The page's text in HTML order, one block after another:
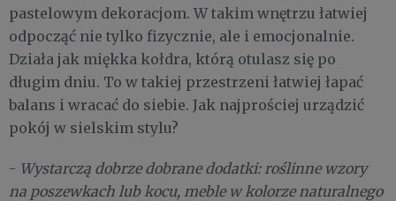
pastelowym dekoracjom. W takim wnętrzu łatwiej
odpocząć nie tylko fizycznie, ale i emocjonalnie.
Działa jak miękka kołdra, którą otulasz się po
długim dniu. To w takiej przestrzeni łatwiej łapać
balans i wracać do siebie. Jak najprościej urządzić
pokój w sielskim stylu?
- Wystarczą dobrze dobrane dodatki: roślinne wzory
na poszewkach lub kocu, meble w kolorze naturalnego